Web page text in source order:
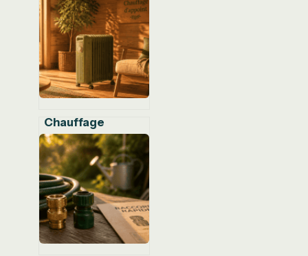
éviter de payer
l’eau au prix du
chauffage
Chauffage
d’appoint : 100
watts par m² pour
chauffer
efficacement
sans
surconsommer